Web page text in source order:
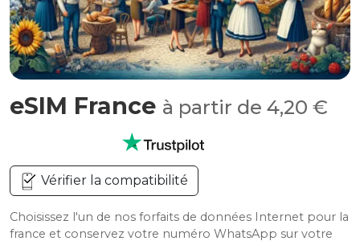
eSIM France à partir de 4,20 €
Vérifier la compatibilité
Choisissez l'un de nos forfaits de données Internet pour la
france et conservez votre numéro WhatsApp sur votre